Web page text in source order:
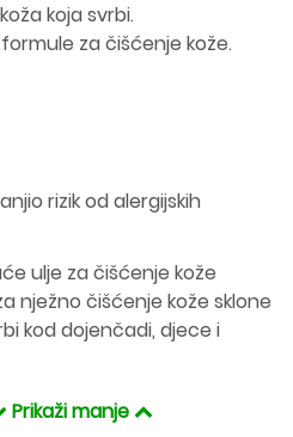
koja svrbi.
za čišćenje kože.
rizik od alergijskih
ulje za čišćenje kože
nježno čišćenje kože sklone
kod dojenčadi, djece i
Prikaži manje